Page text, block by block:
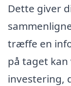
Dette giver
træffe en
på taget
investering,